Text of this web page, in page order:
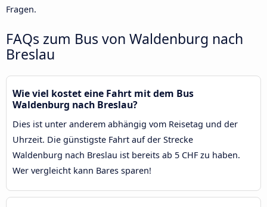
Fragen.
FAQs zum Bus von Waldenburg nach
Breslau
Wie viel kostet eine Fahrt mit dem Bus
Waldenburg nach Breslau?
Dies ist unter anderem abhängig vom Reisetag und der
Uhrzeit. Die günstigste Fahrt auf der Strecke
Waldenburg nach Breslau ist bereits ab 5 CHF zu haben.
Wer vergleicht kann Bares sparen!